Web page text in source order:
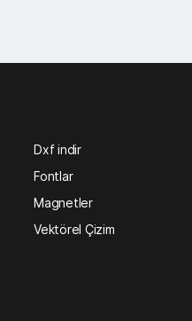
Dxf indir
Fontlar
Magnetler
Vektörel Çizim